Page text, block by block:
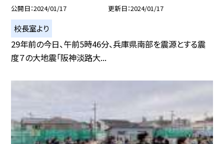
公開日 2024/01/17 更新日 2024/01/17
校長室より
29年前の今日、午前5時46分、兵庫県南部を震源とする震
度７の大地震「阪神淡路大...